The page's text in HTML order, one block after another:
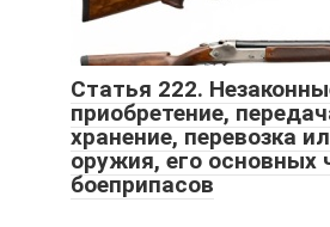
Статья 222.
приобретение,
хранение, перевозка
оружия, его основных
боеприпасов